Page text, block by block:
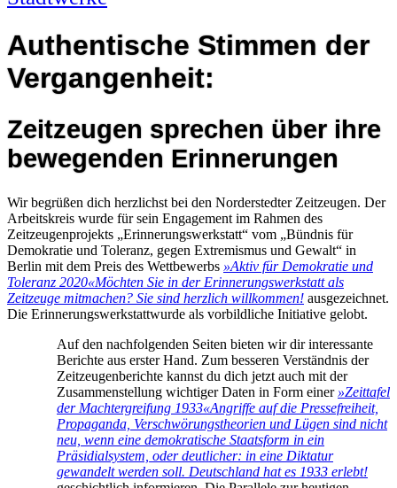
Authentische Stimmen der
Vergangenheit:
Zeitzeugen sprechen über ihre
bewegenden Erinnerungen
Wir begrüßen dich herzlichst bei den Norderstedter Zeitzeugen. Der
Arbeitskreis wurde für sein Engagement im Rahmen des
Zeitzeugenprojekts „Erinnerungswerkstatt“ vom „Bündnis für
Demokratie und Toleranz, gegen Extremismus und Gewalt“ in
Berlin mit dem Preis des Wettbewerbs »Aktiv für Demokratie und
Toleranz 2020«Möchten Sie in der Erinnerungswerkstatt als
Zeitzeuge mitmachen? Sie sind herzlich willkommen! ausgezeichnet.
Die Erinnerungswerkstattwurde als vorbildliche Initiative gelobt.
Auf den nachfolgenden Seiten bieten wir dir interessante
Berichte aus erster Hand. Zum besseren Verständnis der
Zeitzeugenberichte kannst du dich jetzt auch mit der
Zusammenstellung wichtiger Daten in Form einer »Zeittafel
der Machtergreifung 1933«Angriffe auf die Pressefreiheit,
Propaganda, Verschwörungstheorien und Lügen sind nicht
neu, wenn eine demokratische Staatsform in ein
Präsidialsystem, oder deutlicher: in eine Diktatur
gewandelt werden soll. Deutschland hat es 1933 erlebt!